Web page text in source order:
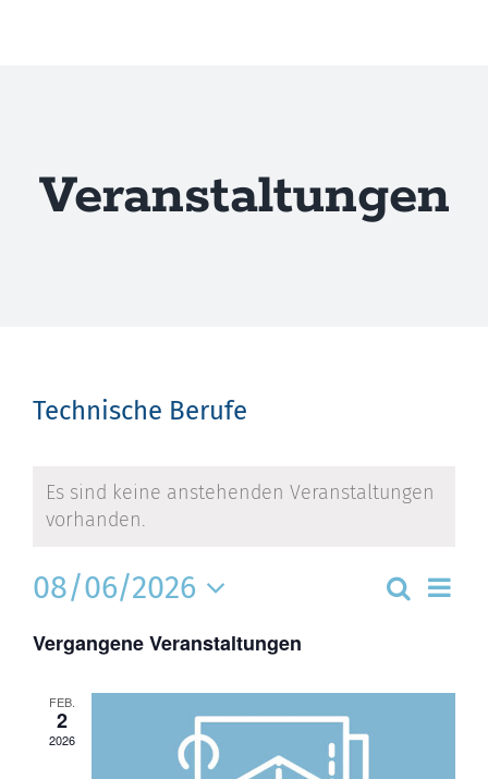
Veranstaltungen
Technische Berufe
Es sind keine anstehenden Veranstaltungen
vorhanden.
und
Suche
Tag
08/06/2026
wählen.
Vergangene Veranstaltungen
FEB.
2
2026